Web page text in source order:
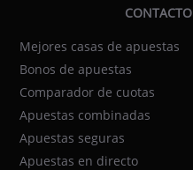
CONTACTO
Mejores casas de apuestas
Bonos de apuestas
Comparador de cuotas
Apuestas combinadas
Apuestas seguras
Apuestas en directo